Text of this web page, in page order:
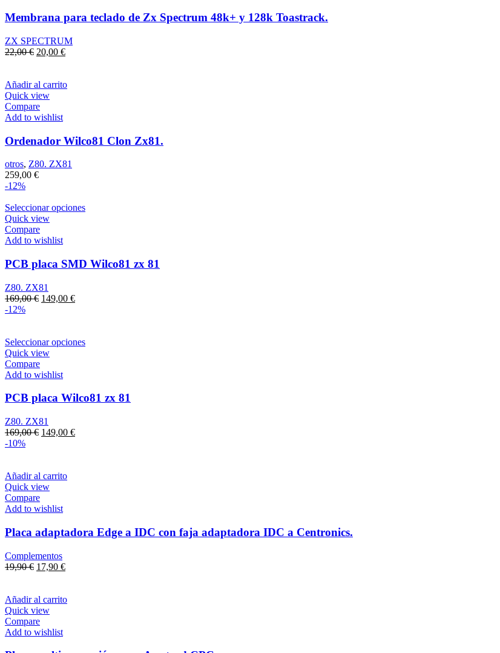
Membrana para teclado de Zx Spectrum 48k+ y 128k Toastrack.
ZX SPECTRUM
22,00€ El
era:
22,00 €.
20,00 €El
es:
Añadir al carrito
Quick view
Compare
Add to wishlist
Ordenador Wilco81 Clon Zx81.
otros, Z80. ZX81
259,00 €
-12%
Seleccionar opciones
Quick view
Compare
Add to wishlist
PCB placa SMD Wilco81 zx 81
Z80. ZX81
169,00€ El
169,00 €.
149,00 €El
149,00 €.
-12%
Seleccionar opciones
Quick view
Compare
Add to wishlist
PCB placa Wilco81 zx 81
Z80. ZX81
169,00€ El
169,00 €.
149,00 €El
-10%
Añadir al carrito
Quick view
Compare
Add to wishlist
Placa adaptadora Edge a IDC con faja adaptadora IDC a Centronics.
Complementos
19,90€ El
era:
19,90 €.
17,90 €El
es:
Añadir al carrito
Quick view
Compare
Add to wishlist